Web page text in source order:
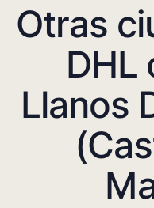
Otras
DHL
Llanos